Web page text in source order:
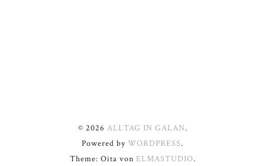
© 2026 ALLTAG IN GALAN.
Powered by WORDPRESS.
Theme: Oita von ELMASTUDIO.